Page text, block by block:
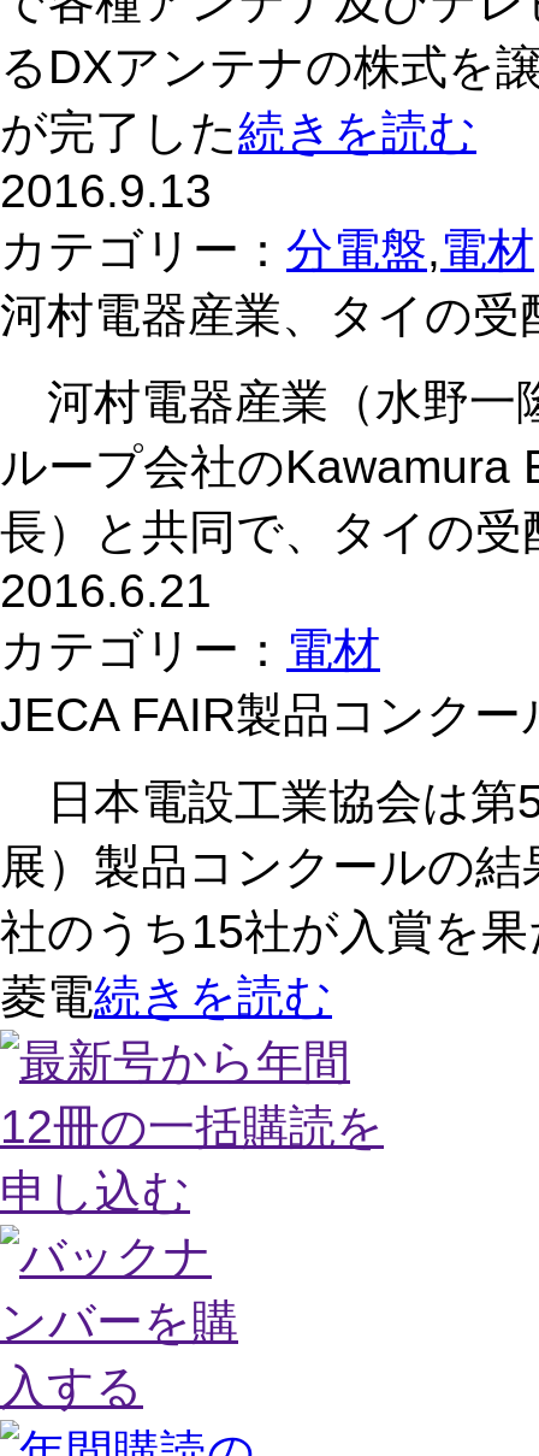
るDXアンテナの株式を
が完了した続きを読む
2016.9.13
カテゴリー： 分電盤,電材
河村電器産業、タイの
河村電器産業（水野一
ループ会社のKawamura
長）と共同で、タイの
2016.6.21
カテゴリー： 電材
JECA FAIR製品コンク
日本電設工業協会は第
展）製品コンクールの
社のうち15社が入賞を
菱電続きを読む